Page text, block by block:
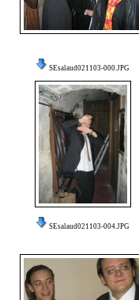
SEsalaud021103-000.JPG
SEsalaud021103-004.JPG